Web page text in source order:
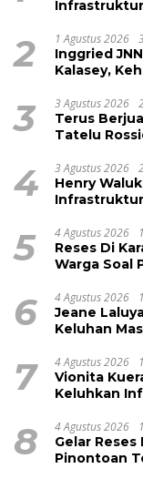
2 1 Agustus 2026
Inggried
Kalasey,
3 3 Agustus 2026
Terus
Tatelu
4 3 Agustus 2026
Henry
5 4 Agustus 2026
Reses Di
Warga Soal
6 4 Agustus 2026
Jeane
Keluhan
7 4 Agustus 2026
Vionita
Keluhkan
8 4 Agustus 2026
Gelar
Pinontoan